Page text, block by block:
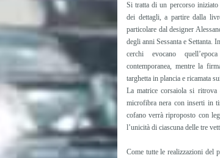
Si tratta di un percorso
dei dettagli, a partire dalla
particolare dal designer
degli anni Sessanta e Settanta.
cerchi evocano
contemporanea, mentre la
targhetta in plancia e ricamata
La matrice corsaiola si
microfibra nera con inserti in
cofano verrà riproposto con
l’unicità di ciascuna delle tre
Come tutte le realizzazioni del